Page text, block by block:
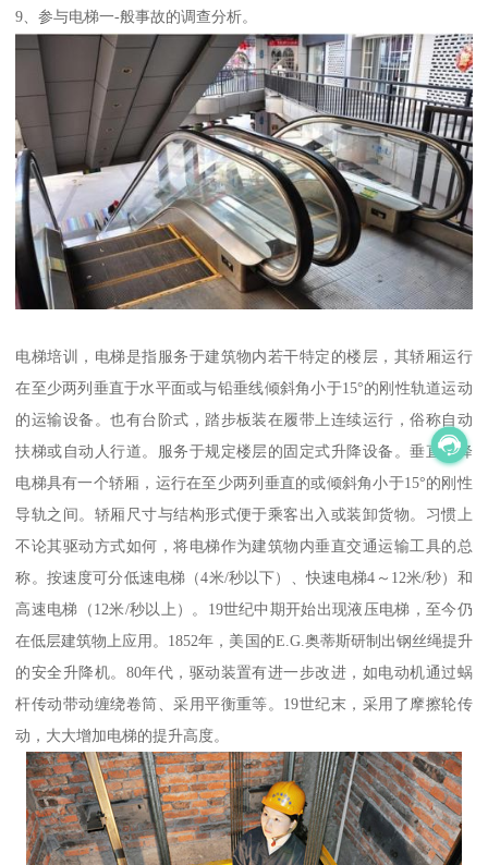
9、参与电梯一-般事故的调查分析。
电梯培训，电梯是指服务于建筑物内若干特定的楼层，其轿厢运行
在至少两列垂直于水平面或与铅垂线倾斜角小于15°的刚性轨道运动
的运输设备。也有台阶式，踏步板装在履带上连续运行，俗称自动
扶梯或自动人行道。服务于规定楼层的固定式升降设备。垂直升降
电梯具有一个轿厢，运行在至少两列垂直的或倾斜角小于15°的刚性
导轨之间。轿厢尺寸与结构形式便于乘客出入或装卸货物。习惯上
不论其驱动方式如何，将电梯作为建筑物内垂直交通运输工具的总
称。按速度可分低速电梯（4米/秒以下）、快速电梯4～12米/秒）和
高速电梯（12米/秒以上）。19世纪中期开始出现液压电梯，至今仍
在低层建筑物上应用。1852年，美国的E.G.奥蒂斯研制出钢丝绳提升
的安全升降机。80年代，驱动装置有进一步改进，如电动机通过蜗
杆传动带动缠绕卷筒、采用平衡重等。19世纪末，采用了摩擦轮传
动，大大增加电梯的提升高度。